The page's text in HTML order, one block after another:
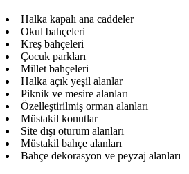
Halka kapalı ana caddeler
Okul bahçeleri
Kreş bahçeleri
Çocuk parkları
Millet bahçeleri
Halka açık yeşil alanlar
Piknik ve mesire alanları
Özelleştirilmiş orman alanları
Müstakil konutlar
Site dışı oturum alanları
Müstakil bahçe alanları
Bahçe dekorasyon ve peyzaj alanları